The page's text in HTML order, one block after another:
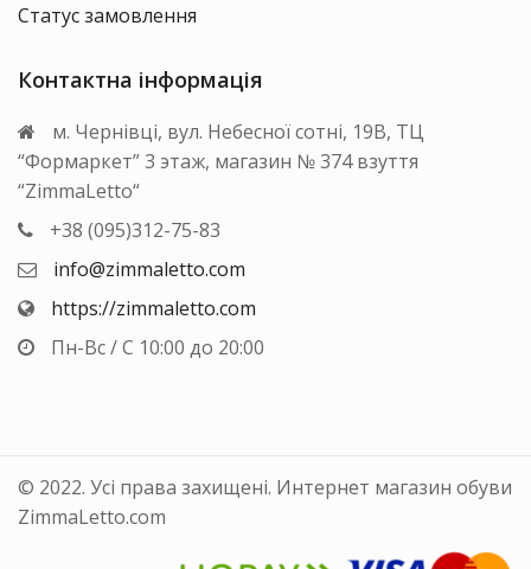
Статус замовлення
Контактна інформація
м. Чернівці, вул. Небесної сотні, 19В, ТЦ
“Формаркет” 3 этаж, магазин № 374 взуття
“ZimmaLetto“
+38 (095)312-75-83
info@zimmaletto.com
https://zimmaletto.com
Пн-Вс / С 10:00 до 20:00
© 2022. Усі права захищені. Интернет магазин обуви
ZimmaLetto.com